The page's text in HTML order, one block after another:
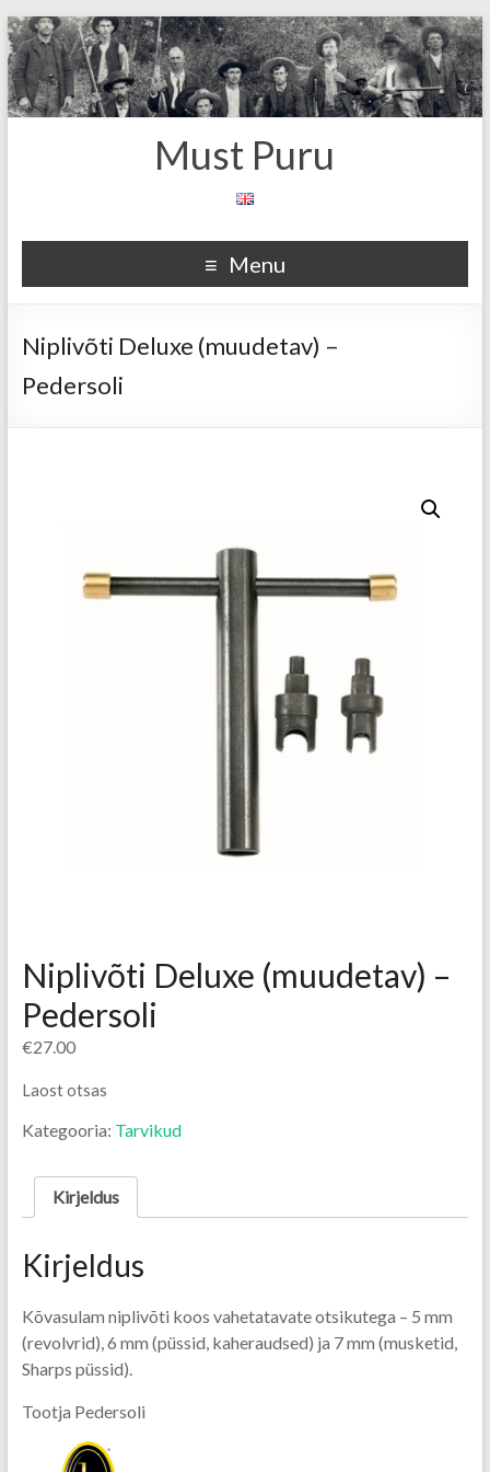
Must Puru
Menu
Niplivõti Deluxe (muudetav) –
Pedersoli
Niplivõti Deluxe (muudetav) –
Pedersoli
€27.00
Laost otsas
Kategooria: Tarvikud
Kirjeldus
Kirjeldus
Kõvasulam niplivõti koos vahetatavate otsikutega – 5 mm
(revolvrid), 6 mm (püssid, kaheraudsed) ja 7 mm (musketid,
Sharps püssid).
Tootja Pedersoli